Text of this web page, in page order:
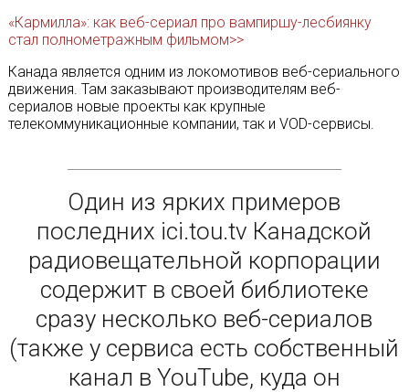
«Кармилла»: как веб-сериал про вампиршу-лесбиянку
стал полнометражным фильмом>>
Канада является одним из локомотивов веб-сериального
движения. Там заказывают производителям веб-
сериалов новые проекты как крупные
телекоммуникационные компании, так и VOD-сервисы.
Один из ярких примеров
последних ici.tou.tv Канадской
радиовещательной корпорации
содержит в своей библиотеке
сразу несколько веб-сериалов
(также у сервиса есть собственный
канал в YouTube, куда он